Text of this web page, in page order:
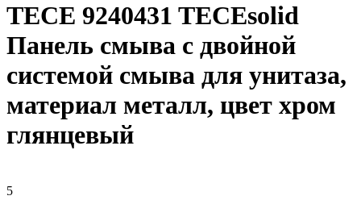
TECE 9240431 TECEsolid
Панель смыва с двойной
системой смыва для унитаза,
материал металл, цвет хром
глянцевый
5